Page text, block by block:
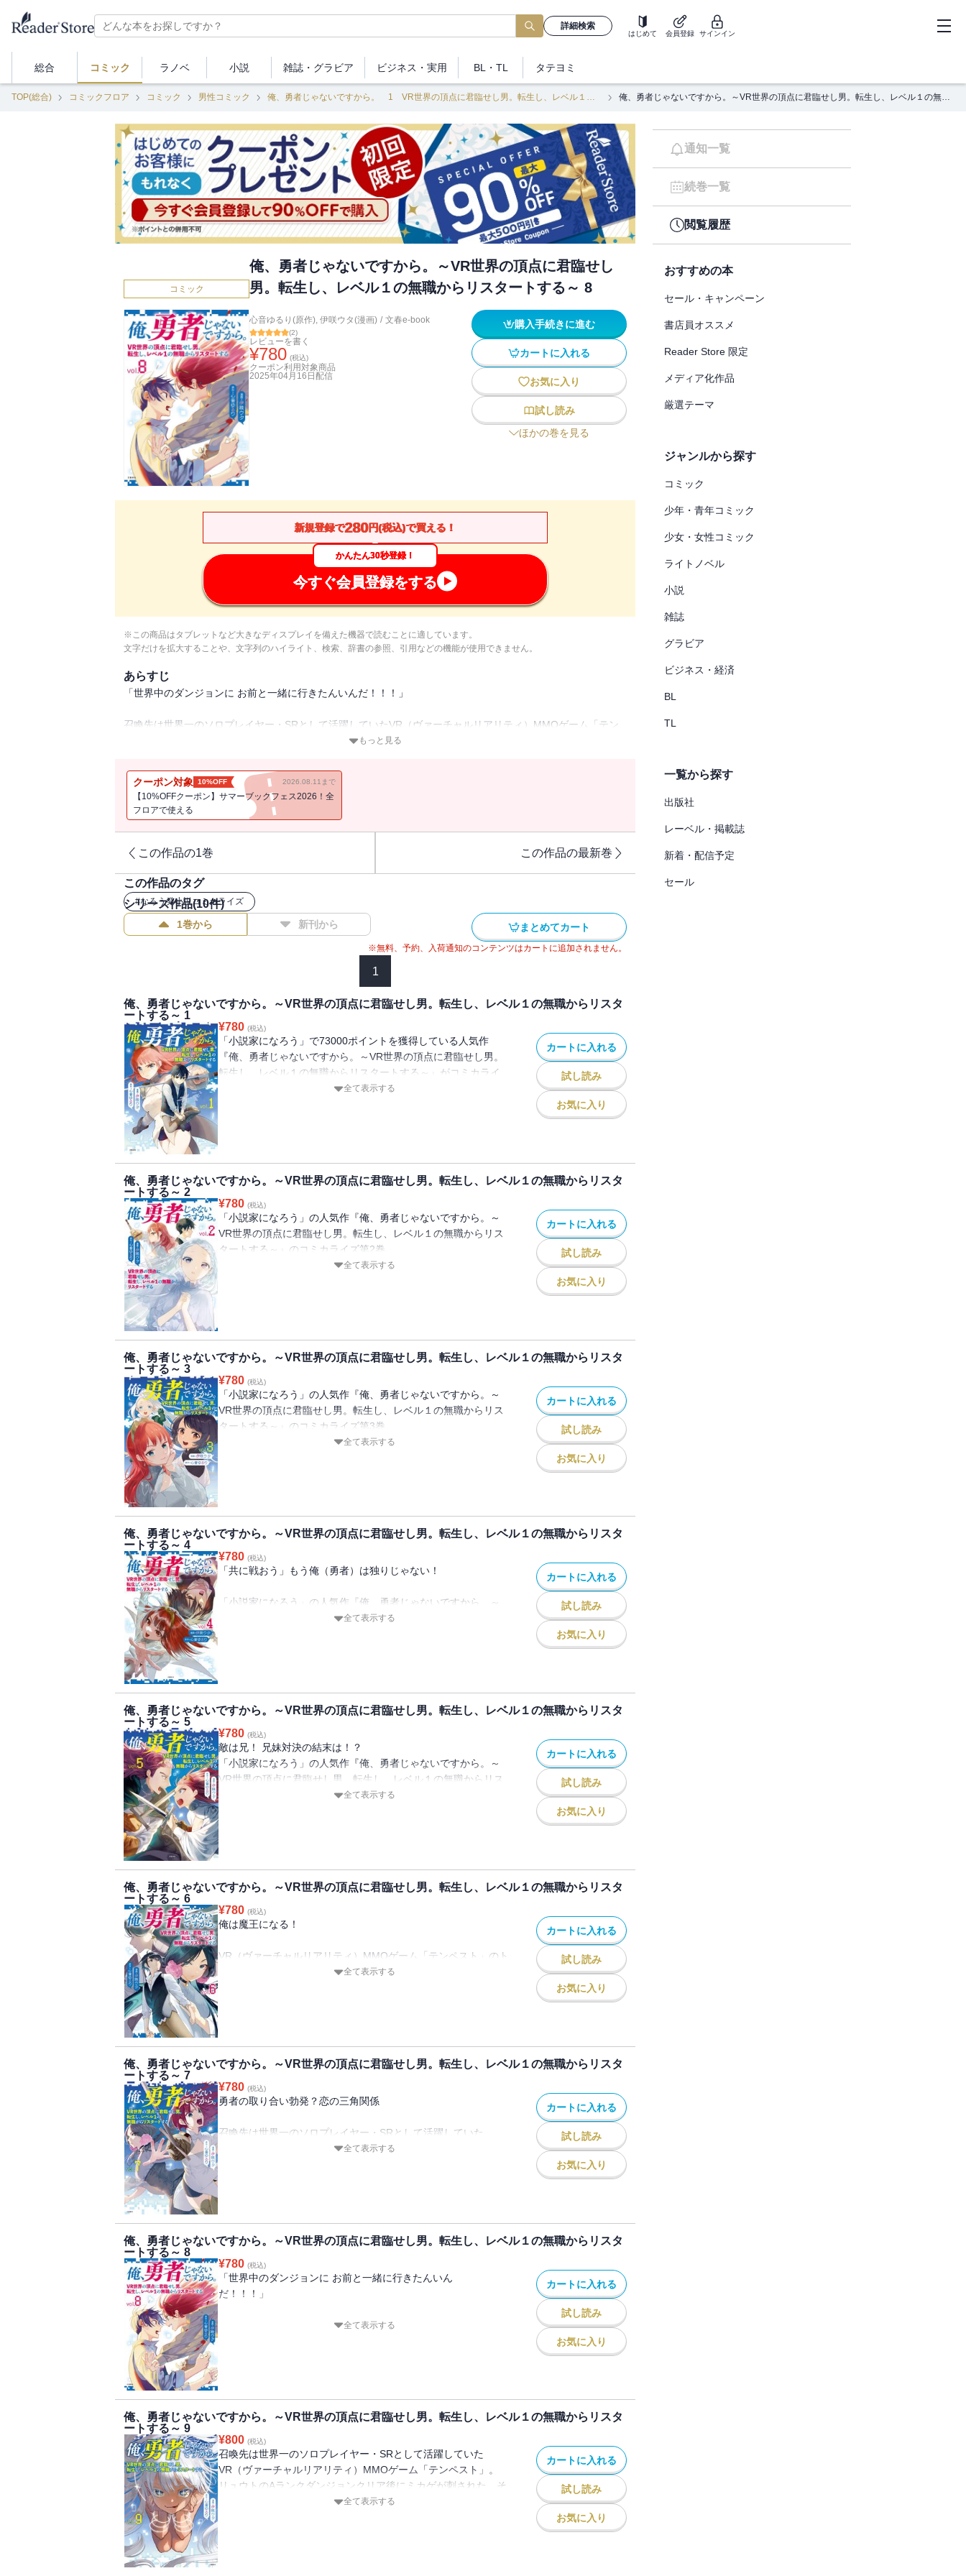
詳細検索
はじめて 会員登録 サインイン
総合 コミック ラノベ 小説 雑誌・ グラビア ビジネス ・実用 BL・TL タテヨミ
TOP(総合) コミックフロア コミック 男性コミック 俺、勇者じゃないですから。 1 VR世界の頂点に君臨せし男。転生し、レベル１の無職からリスタートする 俺、勇者じゃないですから。～VR世界の頂点に君臨せし男。転生し、レベル１の無職からリスタートする～ 8
コミック
俺、勇者じゃないですから。～VR世界の頂点に君臨せし
男。転生し、レベル１の無職からリスタートする～ 8
心音ゆるり(原作), 伊咲ウタ(漫画) / 文春e-book
(2)
レビューを書く
¥780 (税込)
クーポン利用対象商品
2025年04月16日 配信
購入手続きに進む
カートに入れる
お気に入り
試し読み
ほかの巻を見る
新規登録で280円(税込)で買える！
かんたん30秒登録！
今すぐ会員登録をする
※この商品はタブレットなど大きなディスプレイを備えた機器で読むことに適しています。
文字だけを拡大することや、文字列のハイライト、検索、辞書の参照、引用などの機能が使用できません。
あらすじ
「世界中のダンジョンに お前と一緒に行きたんいんだ！！！」
召喚先は世界一のソロプレイヤー・SRとして活躍していたVR（ヴァーチャルリアリティ）MMOゲーム「テン
を取り合うという三角関係を継続しながらのダンジョン攻略。
しかしこの二人、いがみ合いながらも高難易度のAランクダンジョンを協力プレイで攻略していく。
「ソロ専だったから・・・協力プレイが羨ましい」と嘆くSR。幸せそうな一行だが、ダンジョン内で想定外の
事件が起こる、この世界を覆す大事件が。
もっと見る
クーポン対象 10%OFF 2026.08.11まで
【10%OFFクーポン】サマーブックフェス2026！全
フロアで使える
この作品の1巻 この作品の最新巻
この作品のタグ
#なろう発小説コミカライズ
シリーズ作品(10件)
1巻から 新刊から まとめてカート
※無料、予約、入荷通知のコンテンツはカートに追加されません。
1
俺、勇者じゃないですから。～VR世界の頂点に君臨せし男。転生し、レベル１の無職からリスタ
ートする～ 1
¥780 (税込)
「小説家になろう」で73000ポイントを獲得している人気作
『俺、勇者じゃないですから。～VR世界の頂点に君臨せし男。
転生し、レベル１の無職からリスタートする～』がコミカライ
ズ。 VR（ヴァーチャルリアリティ）MMOゲーム「テンペス
全て表示する
カートに入れる
試し読み
お気に入り
俺、勇者じゃないですから。～VR世界の頂点に君臨せし男。転生し、レベル１の無職からリスタ
ートする～ 2
¥780 (税込)
「小説家になろう」の人気作『俺、勇者じゃないですから。～
VR世界の頂点に君臨せし男。転生し、レベル１の無職からリス
タートする～』のコミカライズ第2巻。
VR（ヴァーチャルリアリティ）MMOゲーム「テンペスト」のト
仲間と共にレベル上げをして、ダンジョンでエリクサーを獲得し
て王女を救え！
全て表示する
カートに入れる
試し読み
お気に入り
俺、勇者じゃないですから。～VR世界の頂点に君臨せし男。転生し、レベル１の無職からリスタ
ートする～ 3
¥780 (税込)
「小説家になろう」の人気作『俺、勇者じゃないですから。～
VR世界の頂点に君臨せし男。転生し、レベル１の無職からリス
タートする～』のコミカライズ第3巻。
VR（ヴァーチャルリアリティ）MMOゲーム「テンペスト」のト
まり！？
全て表示する
カートに入れる
試し読み
お気に入り
俺、勇者じゃないですから。～VR世界の頂点に君臨せし男。転生し、レベル１の無職からリスタ
ートする～ 4
¥780 (税込)
「共に戦おう」もう俺（勇者）は独りじゃない！
「小説家になろう」の人気作『俺、勇者じゃないですから。～
VR世界の頂点に君臨せし男。転生し、レベル１の無職からリス
転生前とクリア方法が違う不思議なダンジョンに苦戦中のSRた
ち。何度も何度も挑んだ結果、どうやらクリアの鍵は《仲間》に
あるようだけど、元ソロ専のSRはいまいちピンときていない！
全て表示する
カートに入れる
試し読み
お気に入り
俺、勇者じゃないですから。～VR世界の頂点に君臨せし男。転生し、レベル１の無職からリスタ
ートする～ 5
¥780 (税込)
敵は兄！ 兄妹対決の結末は！？
「小説家になろう」の人気作『俺、勇者じゃないですから。～
VR世界の頂点に君臨せし男。転生し、レベル１の無職からリス
タートする～』のコミカライズ第5巻。
幼少期のトラウマともなっている兄のレイに挑むためトーナメン
トを勝ち進んだ。
SRとこれからも冒険をするために、兄に勝てセラ！
全て表示する
カートに入れる
試し読み
お気に入り
俺、勇者じゃないですから。～VR世界の頂点に君臨せし男。転生し、レベル１の無職からリスタ
ートする～ 6
¥780 (税込)
俺は魔王になる！
VR（ヴァーチャルリアリティ）MMOゲーム「テンペスト」のト
ッププレイヤーが転生したのはさっきまでプレイしていたゲーム
るちょっとアジアンテイストの不思議な国！？
「小説家になろう」で大好評のコミカライズ待望の第6巻
全て表示する
カートに入れる
試し読み
お気に入り
俺、勇者じゃないですから。～VR世界の頂点に君臨せし男。転生し、レベル１の無職からリスタ
ートする～ 7
¥780 (税込)
勇者の取り合い勃発？恋の三角関係
召喚先は世界一のソロプレイヤー・SRとして活躍していた
VR（ヴァーチャルリアリティ）MMOゲーム「テンペスト」。新
したりと案外楽しんでいたSR。国際問題一歩手前でなんとか女
王を説得し新たなダンジョン〈空のダンジョン〉に潜入！
全て表示する
カートに入れる
試し読み
お気に入り
俺、勇者じゃないですから。～VR世界の頂点に君臨せし男。転生し、レベル１の無職からリスタ
ートする～ 8
¥780 (税込)
「世界中のダンジョンに お前と一緒に行きたんいん
だ！！！」
召喚先は世界一のソロプレイヤー・SRとして活躍していた
ョンを協力プレイで攻略していく。
「ソロ専だったから・・・協力プレイが羨ましい」と嘆くSR。
幸せそうな一行だが、ダンジョン内で想定外の事件が起こる、こ
の世界を覆す大事件が。
全て表示する
カートに入れる
試し読み
お気に入り
俺、勇者じゃないですから。～VR世界の頂点に君臨せし男。転生し、レベル１の無職からリスタ
ートする～ 9
¥800 (税込)
召喚先は世界一のソロプレイヤー・SRとして活躍していた
VR（ヴァーチャルリアリティ）MMOゲーム「テンペスト」。
リュウトのAランクダンジョンクリア後にミカゲが刺された。そ
んなイレギュラーな状況でSRはこの世界の創造主・ノアと出会
全て表示する
カートに入れる
試し読み
お気に入り
通知一覧
続巻一覧
閲覧履歴
おすすめの本
セール・キャンペーン
書店員オススメ
Reader Store 限定
メディア化作品
厳選テーマ
ジャンルから探す
コミック
少年・青年コミック
少女・女性コミック
ライトノベル
小説
雑誌
グラビア
ビジネス・経済
BL
TL
一覧から探す
出版社
レーベル・掲載誌
新着・配信予定
セール